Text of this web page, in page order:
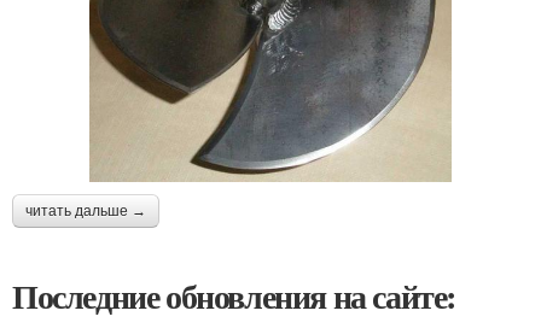
читать дальше →
Последние обновления на сайте: